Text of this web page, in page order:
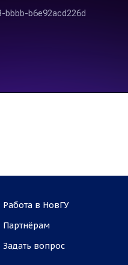
Работа в НовГУ
Партнёрам
Задать вопрос